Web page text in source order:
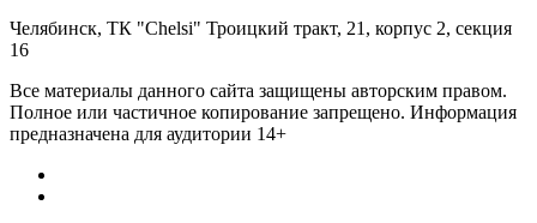
Челябинск, ТК "Chelsi" Троицкий тракт, 21, корпус 2, секция
16
Все материалы данного сайта защищены авторским правом.
Полное или частичное копирование запрещено. Информация
предназначена для аудитории 14+